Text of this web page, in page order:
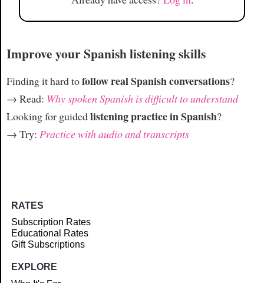
Improve your Spanish listening skills
Finding it hard tofollow real Spanish conversations?
→ Read: Why spoken Spanish is difficult to understand
Looking for guidedlistening practice in Spanish?
→ Try: Practice with audio and transcripts
RATES
Subscription Rates
Educational Rates
Gift Subscriptions
EXPLORE